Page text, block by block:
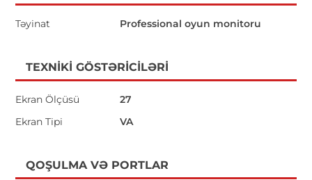
Təyinat Professional oyun monitoru
TEXNIKI GÖSTƏRICILƏRI
Ekran Ölçüsü
27
Ekran Tipi
VA
QOŞULMA VƏ PORTLAR